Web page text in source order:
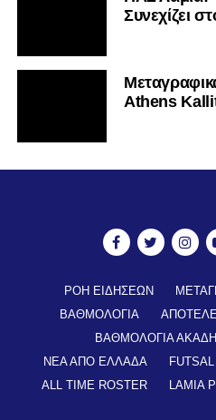
Συνεχίζει
Athens
ΡΟΗ ΕΙΔΗΣΕΩΝ
ΒΑΘΜΟΛΟΓΙΑ
ΒΑΘΜΟΛΟΓΙΑ
ΝΕΑ ΑΠΟ ΕΛΛΑΔΑ
FUTSAL
ALL TIME ROSTER
LAMIA